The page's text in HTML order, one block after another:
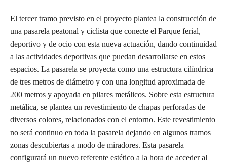
El tercer tramo previsto en el proyecto plantea la construcción de
una pasarela peatonal y ciclista que conecte el Parque ferial,
deportivo y de ocio con esta nueva actuación, dando continuidad
a las actividades deportivas que puedan desarrollarse en estos
espacios. La pasarela se proyecta como una estructura cilíndrica
de tres metros de diámetro y con una longitud aproximada de
200 metros y apoyada en pilares metálicos. Sobre esta estructura
metálica, se plantea un revestimiento de chapas perforadas de
diversos colores, relacionados con el entorno. Este revestimiento
no será continuo en toda la pasarela dejando en algunos tramos
zonas descubiertas a modo de miradores. Esta pasarela
configurará un nuevo referente estético a la hora de acceder al